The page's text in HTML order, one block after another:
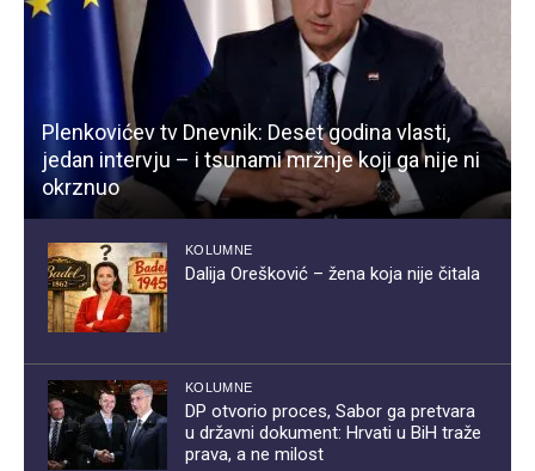
Plenkovićev tv Dnevnik: Deset godina vlasti,
jedan intervju – i tsunami mržnje koji ga nije ni
okrznuo
KOLUMNE
Dalija Orešković – žena koja nije čitala
KOLUMNE
DP otvorio proces, Sabor ga pretvara
u državni dokument: Hrvati u BiH traže
prava, a ne milost